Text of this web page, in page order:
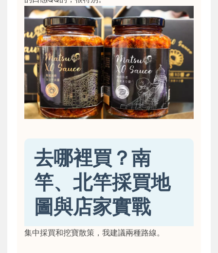
去哪裡買？南
竿、北竿採買地
圖與店家實戰
集中採買和挖寶散策，我建議兩種路線。